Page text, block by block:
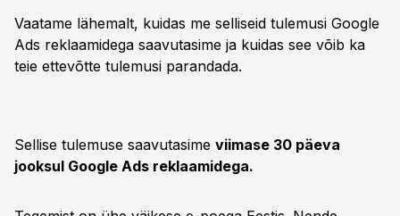
Vaatame lähemalt, kuidas me selliseid tulemusi Google
Ads reklaamidega saavutasime ja kuidas see võib ka
teie ettevõtte tulemusi parandada.
Sellise tulemuse saavutasime viimase 30 päeva
jooksul Google Ads reklaamidega.